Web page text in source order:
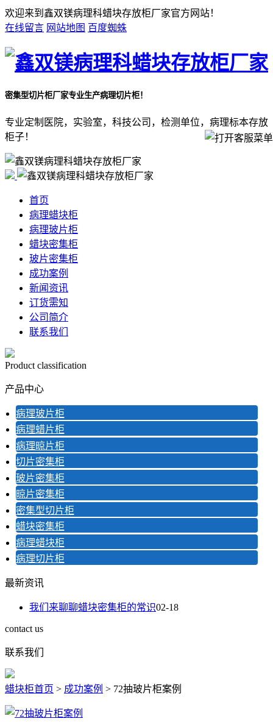
欢迎来到鑫双镁病理科蜡块存放柜厂家官方网站！
在线留言 网站地图 百度蜘蛛
密集型切片柜厂家专业生产病理切片柜！
专业定制医院，实验室，科技公司，检测单位，病理标本存放
柜子！
首页
病理蜡块柜
病理玻片柜
蜡块密集柜
玻片密集柜
成功案例
新闻资讯
订货需知
公司简介
联系我们
Product classification
产品中心
病理玻片柜
病理蜡片柜
病理晾片柜
切片密集柜
玻片密集柜
晾片密集柜
密集型切片柜
蜡块密集柜
病理蜡块柜
病理切片柜
最新资讯
我们来聊聊蜡块密集柜的常识02-18
contact us
联系我们
蜡块柜首页 > 成功案例 > 72抽玻片柜案例